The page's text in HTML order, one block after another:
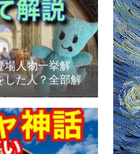
場人物一挙解
した人？全部解